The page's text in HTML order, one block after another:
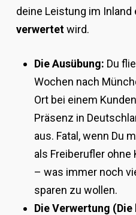
deine Leistung im Inland
verwertetwird.
Die Ausübung: Du
Wochen nach
Ort bei einem
Präsenz in
aus. Fatal, wenn Du
als Freiberufler
– was immer noch
sparen zu wollen.
Die Verwertung